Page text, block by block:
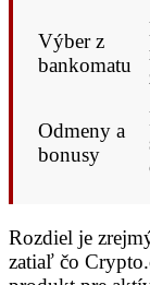
Výber z
bankomatu
Odmeny a
bonusy
Rozdiel je
zatiaľ čo